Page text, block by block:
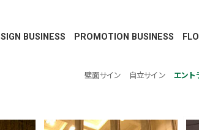
SIGN BUSINESS PROMOTION BUSINESS
壁面サイン 自立サイン エント